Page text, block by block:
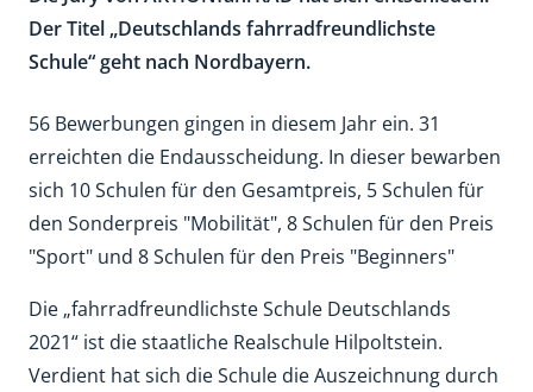
Der Titel „Deutschlands fahrradfreundlichste
Schule“ geht nach Nordbayern.
56 Bewerbungen gingen in diesem Jahr ein. 31
erreichten die Endausscheidung. In dieser bewarben
sich 10 Schulen für den Gesamtpreis, 5 Schulen für
den Sonderpreis "Mobilität", 8 Schulen für den Preis
"Sport" und 8 Schulen für den Preis "Beginners"
Die „fahrradfreundlichste Schule Deutschlands
2021“ ist die staatliche Realschule Hilpoltstein.
Verdient hat sich die Schule die Auszeichnung durch